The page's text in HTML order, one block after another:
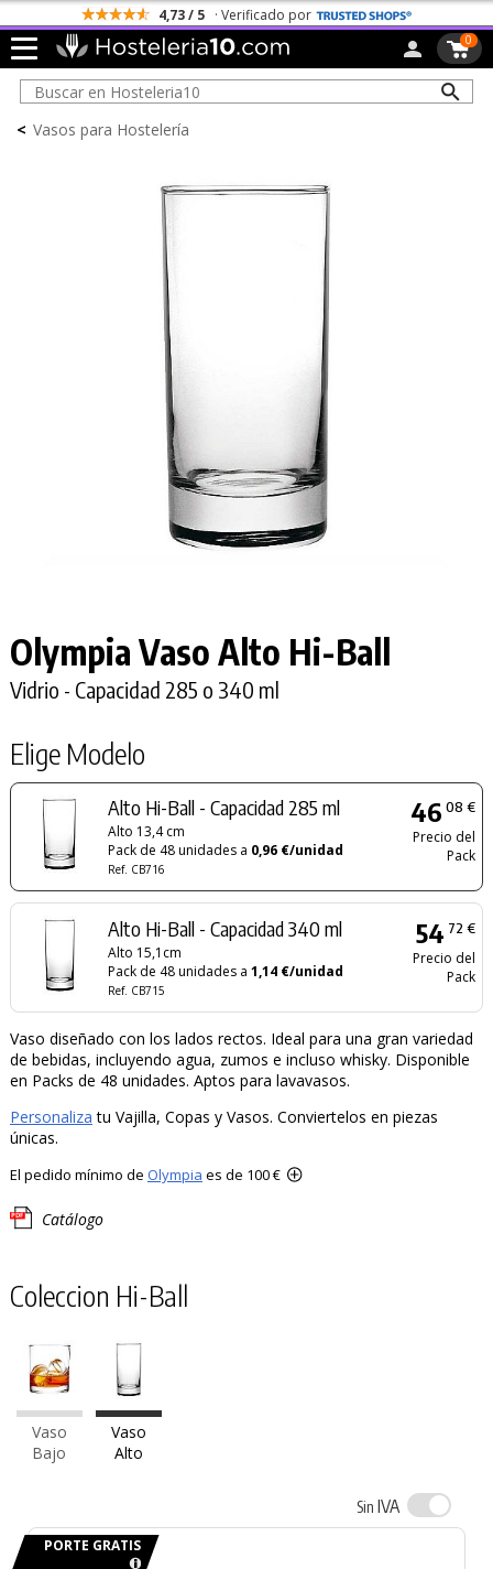
4,73 / 5 · Verificado por
0
< Vasos para Hostelería
Olympia Vaso Alto Hi-Ball
Vidrio - Capacidad 285 o 340 ml
Elige Modelo
Alto Hi-Ball - Capacidad 285 ml
Alto 13,4 cm
Pack de 48 unidades a 0,96 €/unidad
Ref. CB716
46 08 €
Precio del
Pack
Alto Hi-Ball - Capacidad 340 ml
Alto 15,1cm
Pack de 48 unidades a1,14 €/unidad
Ref. CB715
54 72 €
Precio del
Pack
Vaso diseñado con los lados rectos. Ideal para una gran variedad
de bebidas, incluyendo agua, zumos e incluso whisky. Disponible
en Packs de 48 unidades. Aptos para lavavasos.
Personaliza tu Vajilla, Copas y Vasos. Conviertelos en piezas
únicas.
El pedido mínimo de Olympia es de 100 €
Catálogo
Coleccion Hi-Ball
Vaso
Bajo
Vaso
Alto
Sin IVA
PORTE GRATIS